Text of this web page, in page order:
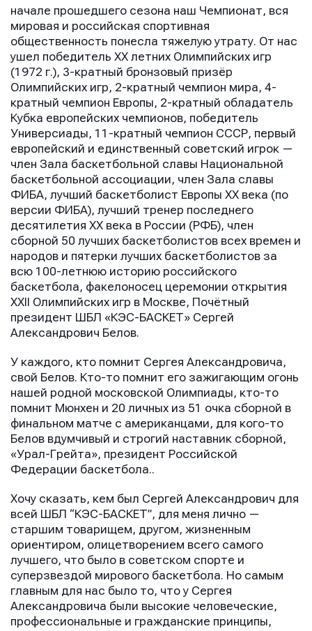
начале прошедшего сезона наш Чемпионат, вся
мировая и российская спортивная
общественность понесла тяжелую утрату. От нас
ушел победитель XX летних Олимпийских игр
(1972 г.), 3-кратный бронзовый призёр
Олимпийских игр, 2-кратный чемпион мира, 4-
кратный чемпион Европы, 2-кратный обладатель
Кубка европейских чемпионов, победитель
Универсиады, 11-кратный чемпион СССР, первый
европейский и единственный советский игрок —
член Зала баскетбольной славы Национальной
баскетбольной ассоциации, член Зала славы
ФИБА, лучший баскетболист Европы XX века (по
версии ФИБА), лучший тренер последнего
десятилетия XX века в России (РФБ), член
сборной 50 лучших баскетболистов всех времен и
народов и пятерки лучших баскетболистов за
всю 100-летнюю историю российского
баскетбола, факелоносец церемонии открытия
ХХII Олимпийских игр в Москве, Почётный
президент ШБЛ «КЭС-БАСКЕТ» Сергей
Александрович Белов.
У каждого, кто помнит Сергея Александровича,
свой Белов. Кто-то помнит его зажигающим огонь
нашей родной московской Олимпиады, кто-то
помнит Мюнхен и 20 личных из 51 очка сборной в
финальном матче с американцами, для кого-то
Белов вдумчивый и строгий наставник сборной,
«Урал-Грейта», президент Российской
Федерации баскетбола..
Хочу сказать, кем был Сергей Александрович для
всей ШБЛ “КЭС-БАСКЕТ”, для меня лично —
старшим товарищем, другом, жизненным
ориентиром, олицетворением всего самого
лучшего, что было в советском спорте и
суперзвездой мирового баскетбола. Но самым
главным для нас было то, что у Сергея
Александровича были высокие человеческие,
профессиональные и гражданские принципы,